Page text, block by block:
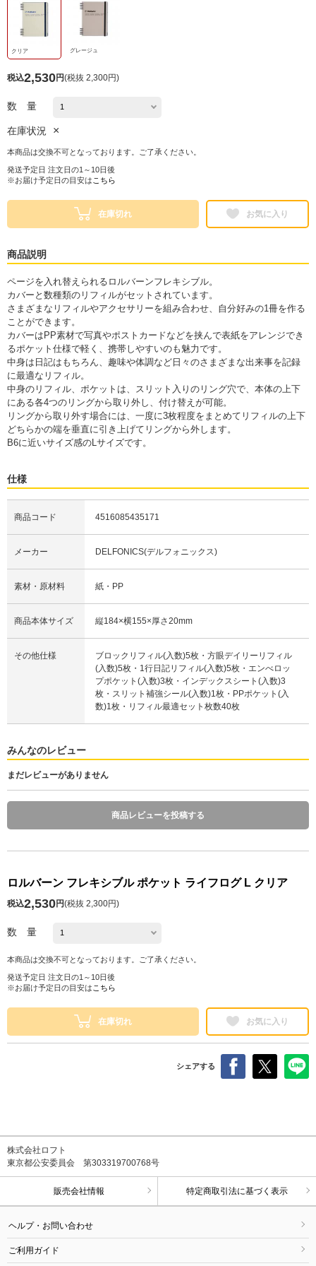
クリア グレージュ
税込2,530円(税抜 2,300円)
数 量
在庫状況 ×
本商品は交換不可となっております。ご了承ください。
発送予定日 注文日の1～10日後
※お届け予定日の目安は こちら
在庫切れ お気に入り
商品説明
ページを入れ替えられるロルバーンフレキシブル。
カバーと数種類のリフィルがセットされています。
さまざまなリフィルやアクセサリーを組み合わせ、自分好みの1冊を作る
ことができます。
カバーはPP素材で写真やポストカードなどを挟んで表紙をアレンジでき
るポケット仕様で軽く、携帯しやすいのも魅力です。
中身は日記はもちろん、趣味や体調など日々のさまざまな出来事を記録
に最適なリフィル。
中身のリフィル、ポケットは、スリット入りのリング穴で、本体の上下
にある各4つのリングから取り外し、付け替えが可能。
リングから取り外す場合には、一度に3枚程度をまとめてリフィルの上下
どちらかの端を垂直に引き上げてリングから外します。
B6に近いサイズ感のLサイズです。
仕様
商品コード 4516085435171
メーカー DELFONICS(デルフォニックス)
素材・原材料 紙・PP
商品本体サイズ 縦184×横155×厚さ20mm
その他仕様
ブロックリフィル(入数)5枚・方眼デイリーリフィル
(入数)5枚・1行日記リフィル(入数)5枚・エンべロッ
プポケット(入数)3枚・インデックスシート(入数)3
枚・スリット補強シール(入数)1枚・PPポケット(入
数)1枚・リフィル最適セット枚数40枚
みんなのレビュー
まだレビューがありません
商品レビューを投稿する
ロルバーン フレキシブル ポケット ライフログ L クリア
税込2,530円(税抜 2,300円)
数 量
本商品は交換不可となっております。ご了承ください。
発送予定日 注文日の1～10日後
※お届け予定日の目安は こちら
在庫切れ お気に入り
シェアする
株式会社ロフト
東京都公安委員会 第303319700768号
販売会社情報 特定商取引法に基づく表示
ヘルプ・お問い合わせ
ご利用ガイド